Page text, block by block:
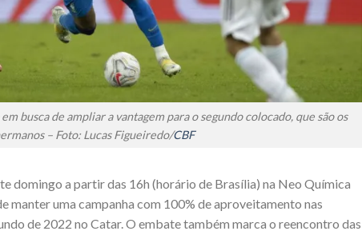
busca de ampliar a vantagem para o segundo colocado, que são os
– Foto: Lucas Figueiredo/CBF
domingo a partir das 16h (horário de Brasília) na Neo Química
manter uma campanha com 100% de aproveitamento nas
de 2022 no Catar. O embate também marca o reencontro das